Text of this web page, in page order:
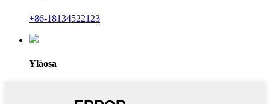
+86-18134522123
Yläosa